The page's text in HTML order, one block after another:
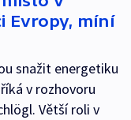
Evropy, míní
snažit energetiku
v rozhovoru
Větší roli v